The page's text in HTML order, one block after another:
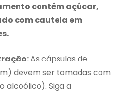
contém açúcar,
com cautela em
As cápsulas de
devem ser tomadas com
alcoólico). Siga a